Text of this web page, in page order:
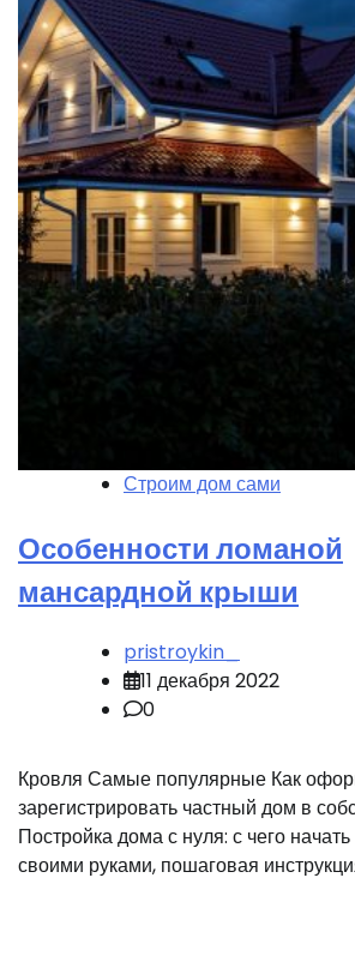
Строим дом сами
Особенности ломаной
мансардной крыши
pristroykin_
11 декабря 2022
0
Кровля Самые популярные Как
зарегистрировать частный дом в
Постройка дома с нуля: с чего начать
своими руками, пошаговая